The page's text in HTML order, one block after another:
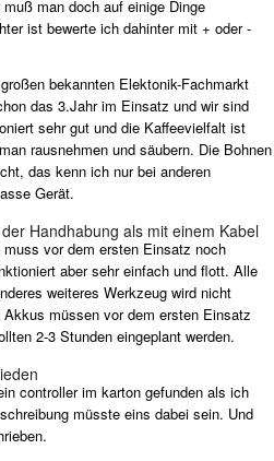
man doch auf einige Dinge
ist bewerte ich dahinter mit + oder -
bekannten Elektonik-Fachmarkt
das 3.Jahr im Einsatz und wir sind
sehr gut und die Kaffeevielfalt ist
rausnehmen und säubern. Die Bohnen
das kenn ich nur bei anderen
Gerät.
Handhabung als mit einem Kabel
vor dem ersten Einsatz noch
aber sehr einfach und flott. Alle
weiteres Werkzeug wird nicht
müssen vor dem ersten Einsatz
2-3 Stunden eingeplant werden.
controller im karton gefunden als ich
müsste eins dabei sein. Und